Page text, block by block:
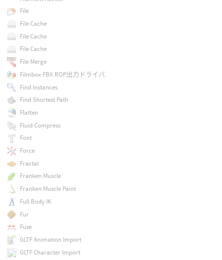
File
File Cache
File Cache
File Cache
File Merge
Filmbox FBX ROP出力ドライバ
Find Instances
Find Shortest Path
Flatten
Fluid Compress
Font
Force
Fractal
Franken Muscle
Franken Muscle Paint
Full Body IK
Fur
Fuse
GLTF Animation Import
GLTF Character Import